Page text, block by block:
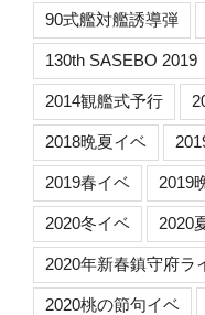
90式艦対艦誘導弾
130th SASEBO 2019
2014観艦式予行
2018晩夏イベ
2019春イベ 2019
2020冬イベ 2020
2020年新春鎮守府ラ
2020桃の節句イベ